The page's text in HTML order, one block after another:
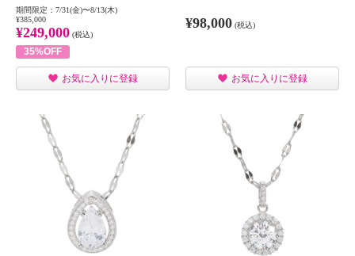
期間限定：7/31(金)〜8/13(木)
¥385,000
¥249,000 (税込)
35%OFF
お気に入りに登録
¥98,000 (税込)
お気に入りに登録